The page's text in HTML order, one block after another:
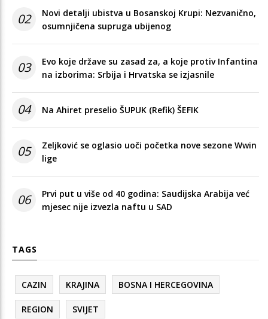
02
Novi detalji ubistva u Bosanskoj Krupi: Nezvanično,
osumnjičena supruga ubijenog
03
Evo koje države su zasad za, a koje protiv Infantina
na izborima: Srbija i Hrvatska se izjasnile
04 Na Ahiret preselio ŠUPUK (Refik) ŠEFIK
05
Zeljković se oglasio uoči početka nove sezone Wwin
lige
06
Prvi put u više od 40 godina: Saudijska Arabija već
mjesec nije izvezla naftu u SAD
TAGS
CAZIN KRAJINA BOSNA I HERCEGOVINA
REGION SVIJET